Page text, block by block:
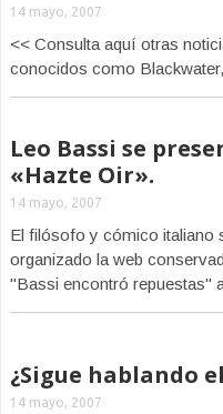
14 mayo, 2007
<< Consulta aquí otras
conocidos como
Leo Bassi se
«Hazte Oir».
14 mayo, 2007
El filósofo y cómico italiano
organizado la web
"Bassi encontró repuestas"
¿Sigue hablando
14 mayo, 2007